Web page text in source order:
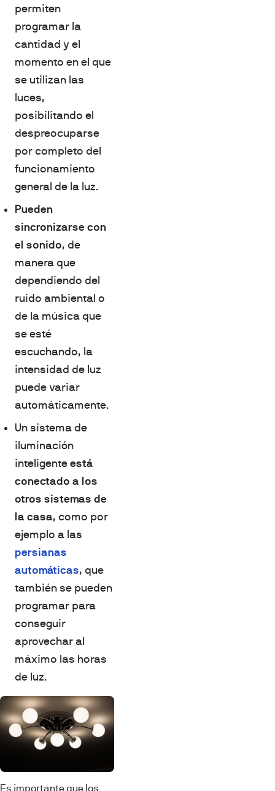
permiten
programar la
cantidad y el
momento en el que
se utilizan las
luces,
posibilitando el
despreocuparse
por completo del
funcionamiento
general de la luz.
Pueden
sincronizarse con
el sonido, de
manera que
dependiendo del
ruido ambiental o
de la música que
se esté
escuchando, la
intensidad de luz
puede variar
automáticamente.
Un sistema de
iluminación
inteligente está
conectado a los
otros sistemas de
la casa, como por
ejemplo a las
persianas
automáticas, que
también se pueden
programar para
conseguir
aprovechar al
máximo las horas
de luz.
Es importante que los